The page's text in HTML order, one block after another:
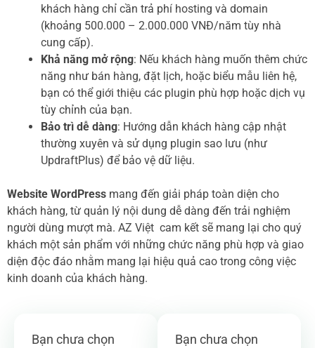
khách hàng chỉ cần trả phí hosting và domain
(khoảng 500.000 – 2.000.000 VNĐ/năm tùy nhà
cung cấp).
Khả năng mở rộng: Nếu khách hàng muốn thêm chức
năng như bán hàng, đặt lịch, hoặc biểu mẫu liên hệ,
bạn có thể giới thiệu các plugin phù hợp hoặc dịch vụ
tùy chỉnh của bạn.
Bảo trì dễ dàng: Hướng dẫn khách hàng cập nhật
thường xuyên và sử dụng plugin sao lưu (như
UpdraftPlus) để bảo vệ dữ liệu.
Website WordPress mang đến giải pháp toàn diện cho
khách hàng, từ quản lý nội dung dễ dàng đến trải nghiệm
người dùng mượt mà. AZ Việt cam kết sẽ mang lại cho quý
khách một sản phẩm với những chức năng phù hợp và giao
diện độc đáo nhằm mang lại hiệu quả cao trong công việc
kinh doanh của khách hàng.
Bạn chưa chọn
Bạn chưa chọn